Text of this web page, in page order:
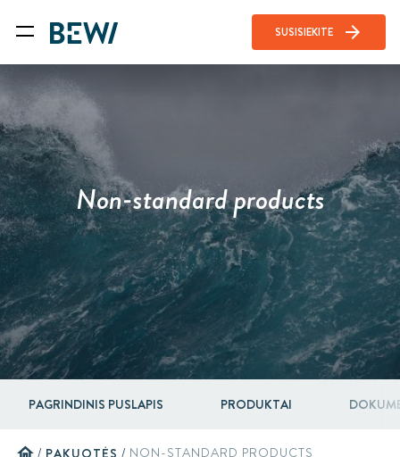
SUSISIEKITE arrow_forward
Non-standard products
PAGRINDINIS PUSLAPIS PRODUKTAI
home / PAKUOTĖS / NON-STANDARD PRODUCTS